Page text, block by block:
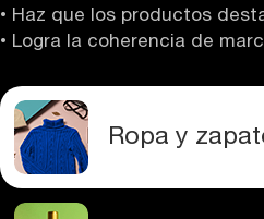
• Haz que los productos
• Logra la coherencia de
Ropa y